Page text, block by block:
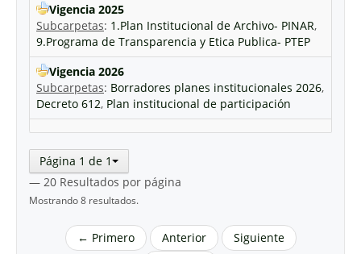
Vigencia 2025
Subcarpetas: 1.Plan Institucional de Archivo- PINAR,
9.Programa de Transparencia y Etica Publica- PTEP
Vigencia 2026
Subcarpetas: Borradores planes institucionales 2026,
Decreto 612, Plan institucional de participación
Página 1 de 1
— 20 Resultados por página
Mostrando 8 resultados.
← Primero Anterior
Siguiente